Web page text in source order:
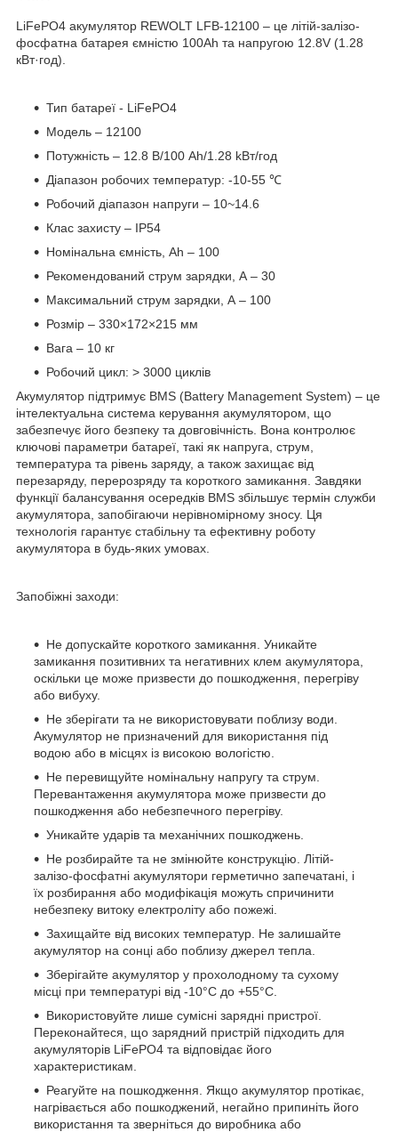
LiFePO4 акумулятор REWOLT LFB-12100 – це літій-залізо-
фосфатна батарея ємністю 100Ah та напругою 12.8V (1.28
кВт·год).
Тип батареї - LiFePO4
Модель – 12100
Потужність – 12.8 В/100 Ah/1.28 kВт/год
Діапазон робочих температур: -10-55 ℃
Робочий діапазон напруги – 10~14.6
Клас захисту – IP54
Номінальна ємність, Ah – 100
Рекомендований струм зарядки, А – 30
Максимальний струм зарядки, А – 100
Розмір – 330×172×215 мм
Вага – 10 кг
Робочий цикл: > 3000 циклів
Акумулятор підтримує BMS (Battery Management System) – це
інтелектуальна система керування акумулятором, що
забезпечує його безпеку та довговічність. Вона контролює
ключові параметри батареї, такі як напруга, струм,
температура та рівень заряду, а також захищає від
перезаряду, перерозряду та короткого замикання. Завдяки
функції балансування осередків BMS збільшує термін служби
акумулятора, запобігаючи нерівномірному зносу. Ця
технологія гарантує стабільну та ефективну роботу
акумулятора в будь-яких умовах.
Запобіжні заходи:
Не допускайте короткого замикання. Уникайте
замикання позитивних та негативних клем акумулятора,
оскільки це може призвести до пошкодження, перегріву
або вибуху.
Не зберігати та не використовувати поблизу води.
Акумулятор не призначений для використання під
водою або в місцях із високою вологістю.
Не перевищуйте номінальну напругу та струм.
Перевантаження акумулятора може призвести до
пошкодження або небезпечного перегріву.
Уникайте ударів та механічних пошкоджень.
Не розбирайте та не змінюйте конструкцію. Літій-
залізо-фосфатні акумулятори герметично запечатані, і
їх розбирання або модифікація можуть спричинити
небезпеку витоку електроліту або пожежі.
Захищайте від високих температур. Не залишайте
акумулятор на сонці або поблизу джерел тепла.
Зберігайте акумулятор у прохолодному та сухому
місці при температурі від -10°C до +55°C.
Використовуйте лише сумісні зарядні пристрої.
Переконайтеся, що зарядний пристрій підходить для
акумуляторів LiFePO4 та відповідає його
характеристикам.
Реагуйте на пошкодження. Якщо акумулятор протікає,
нагрівається або пошкоджений, негайно припиніть його
використання та зверніться до виробника або